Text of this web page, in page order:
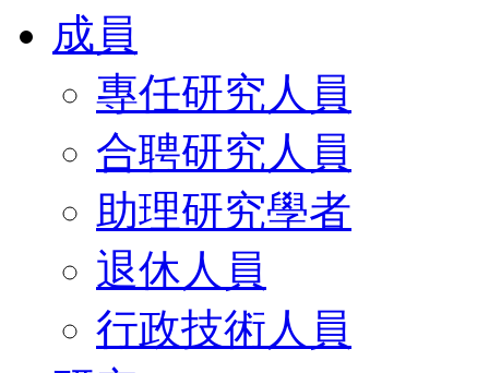
成員
專任研究人員
合聘研究人員
助理研究學者
退休人員
行政技術人員